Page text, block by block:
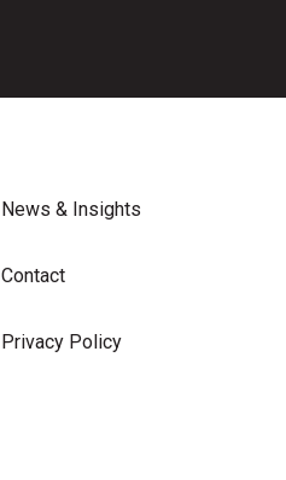
News & Insights
Contact
Privacy Policy